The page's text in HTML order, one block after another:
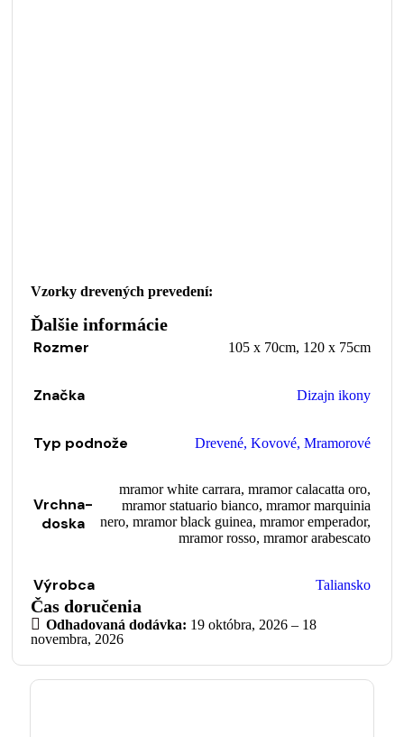
Vzorky drevených prevedení:
Ďalšie informácie
Rozmer 105 x 70cm, 120 x 75cm
Značka Dizajn ikony
Typ podnože Drevené, Kovové, Mramorové
Vrchna-
doska
mramor white carrara, mramor calacatta oro,
mramor statuario bianco, mramor marquinia
nero, mramor black guinea, mramor emperador,
mramor rosso, mramor arabescato
Výrobca Taliansko
Čas doručenia
Odhadovaná dodávka: 19 októbra, 2026 – 18
novembra, 2026